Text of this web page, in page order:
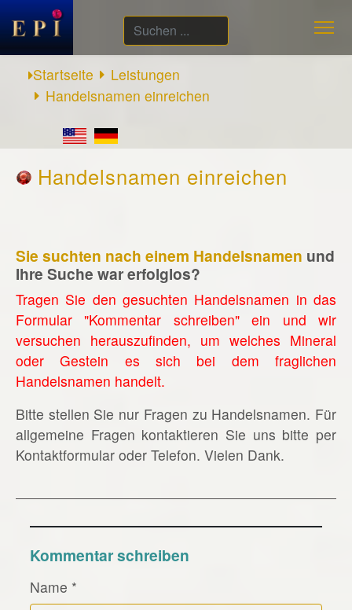
Suchen
...
Startseite
Leistungen
Handelsnamen einreichen
Handelsnamen einreichen
Sie suchten nach einem Handelsnamen und
Ihre Suche war erfolglos?
Tragen Sie den gesuchten Handelsnamen in das
Formular "Kommentar schreiben" ein und wir
versuchen herauszufinden, um welches Mineral
oder Gestein es sich bei dem fraglichen
Handelsnamen handelt.
Bitte stellen Sie nur Fragen zu Handelsnamen. Für
allgemeine Fragen kontaktieren Sie uns bitte per
Kontaktformular oder Telefon. Vielen Dank.
Kommentar schreiben
Name *